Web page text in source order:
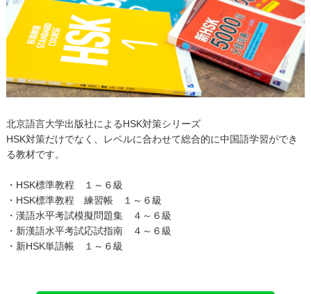
北京語言大学出版社によるHSK対策シリーズ
HSK対策だけでなく、レベルに合わせて総合的に中国語学習ができ
る教材です。
・HSK標準教程 １～６級
・HSK標準教程 練習帳 １～６級
・漢語水平考試模擬問題集 ４～６級
・新漢語水平考試応試指南 ４～６級
・新HSK単語帳 １～６級